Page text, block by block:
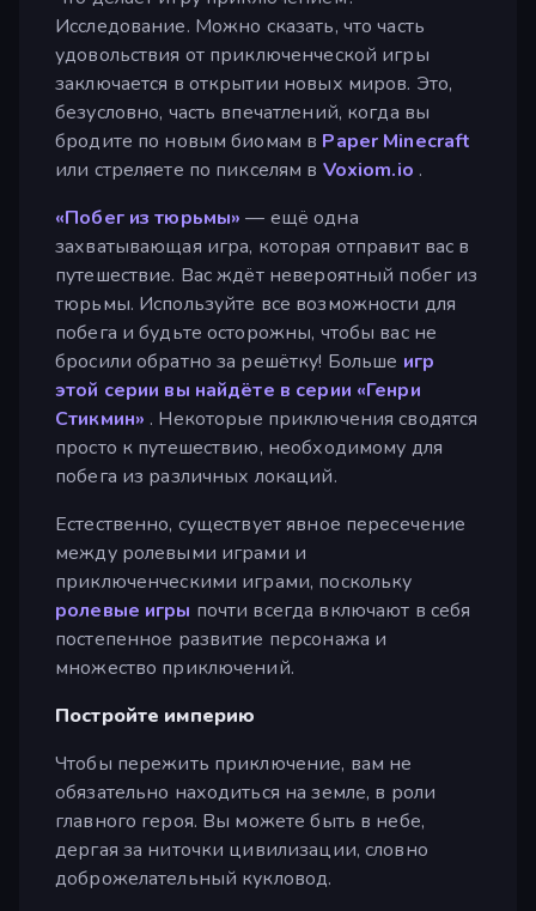
Исследование. Можно сказать, что часть
удовольствия от приключенческой игры
заключается в открытии новых миров. Это,
безусловно, часть впечатлений, когда вы
бродите по новым биомам в Paper Minecraft
или стреляете по пикселям в Voxiom.io .
«Побег из тюрьмы» — ещё одна
захватывающая игра, которая отправит вас в
путешествие. Вас ждёт невероятный побег из
тюрьмы. Используйте все возможности для
побега и будьте осторожны, чтобы вас не
бросили обратно за решётку! Больше игр
этой серии вы найдёте в серии «Генри
Стикмин» . Некоторые приключения сводятся
просто к путешествию, необходимому для
побега из различных локаций.
Естественно, существует явное пересечение
между ролевыми играми и
приключенческими играми, поскольку
ролевые игры почти всегда включают в себя
постепенное развитие персонажа и
множество приключений.
Постройте империю
Чтобы пережить приключение, вам не
обязательно находиться на земле, в роли
главного героя. Вы можете быть в небе,
дергая за ниточки цивилизации, словно
доброжелательный кукловод.